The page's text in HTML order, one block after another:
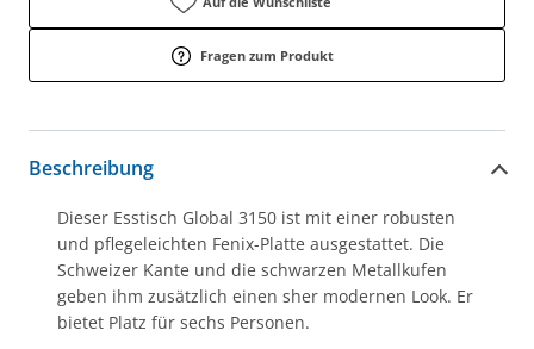
Fragen zum Produkt
Beschreibung
Dieser Esstisch Global 3150 ist mit einer robusten
und pflegeleichten Fenix-Platte ausgestattet. Die
Schweizer Kante und die schwarzen Metallkufen
geben ihm zusätzlich einen sher modernen Look. Er
bietet Platz für sechs Personen.